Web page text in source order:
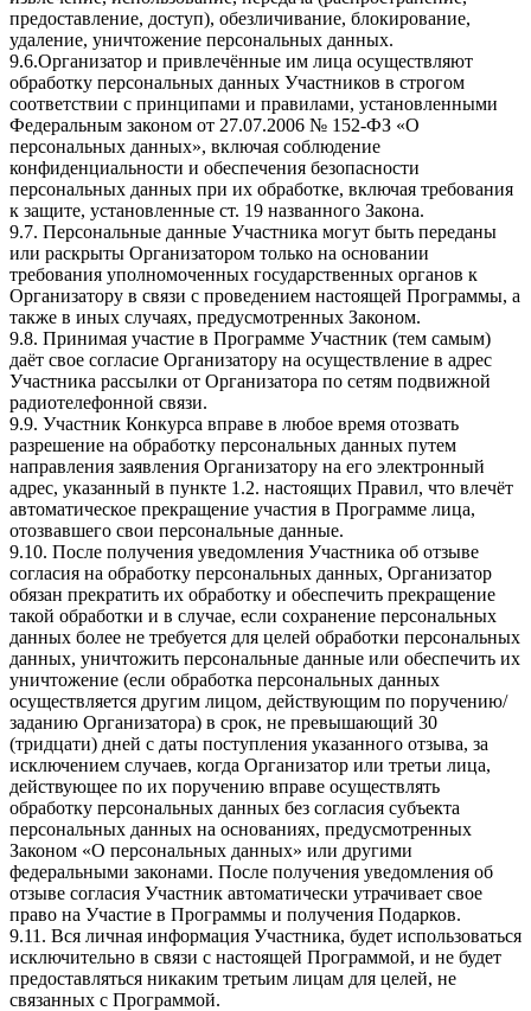
предоставление, доступ), обезличивание, блокирование,
удаление, уничтожение персональных данных.
9.6.Организатор и привлечённые им лица осуществляют
обработку персональных данных Участников в строгом
соответствии с принципами и правилами, установленными
Федеральным законом от 27.07.2006 № 152-ФЗ «О
персональных данных», включая соблюдение
конфиденциальности и обеспечения безопасности
персональных данных при их обработке, включая требования
к защите, установленные ст. 19 названного Закона.
9.7. Персональные данные Участника могут быть переданы
или раскрыты Организатором только на основании
требования уполномоченных государственных органов к
Организатору в связи с проведением настоящей Программы, а
также в иных случаях, предусмотренных Законом.
9.8. Принимая участие в Программе Участник (тем самым)
даёт свое согласие Организатору на осуществление в адрес
Участника рассылки от Организатора по сетям подвижной
радиотелефонной связи.
9.9. Участник Конкурса вправе в любое время отозвать
разрешение на обработку персональных данных путем
направления заявления Организатору на его электронный
адрес, указанный в пункте 1.2. настоящих Правил, что влечёт
автоматическое прекращение участия в Программе лица,
отозвавшего свои персональные данные.
9.10. После получения уведомления Участника об отзыве
согласия на обработку персональных данных, Организатор
обязан прекратить их обработку и обеспечить прекращение
такой обработки и в случае, если сохранение персональных
данных более не требуется для целей обработки персональных
данных, уничтожить персональные данные или обеспечить их
уничтожение (если обработка персональных данных
осуществляется другим лицом, действующим по поручению/
заданию Организатора) в срок, не превышающий 30
(тридцати) дней с даты поступления указанного отзыва, за
исключением случаев, когда Организатор или третьи лица,
действующее по их поручению вправе осуществлять
обработку персональных данных без согласия субъекта
персональных данных на основаниях, предусмотренных
Законом «О персональных данных» или другими
федеральными законами. После получения уведомления об
отзыве согласия Участник автоматически утрачивает свое
право на Участие в Программы и получения Подарков.
9.11. Вся личная информация Участника, будет использоваться
исключительно в связи с настоящей Программой, и не будет
предоставляться никаким третьим лицам для целей, не
связанных с Программой.